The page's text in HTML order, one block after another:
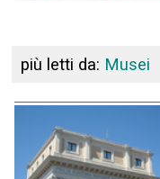
più letti da: Musei